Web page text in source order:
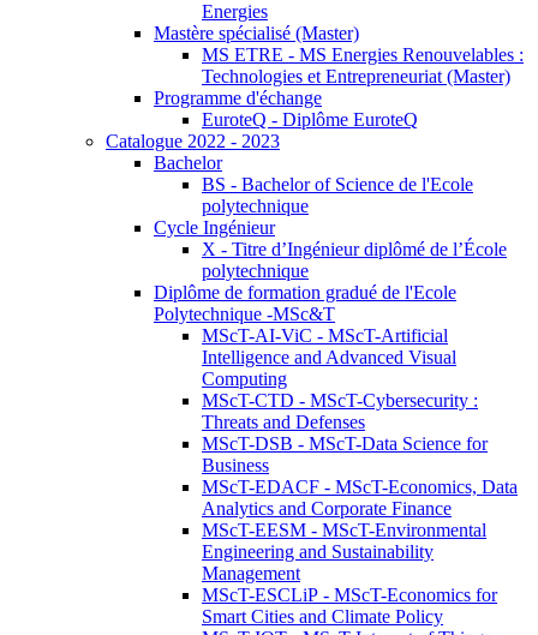
Energies
Mastère spécialisé (Master)
MS ETRE - MS Energies Renouvelables :
Technologies et Entrepreneuriat (Master)
Programme d'échange
EuroteQ - Diplôme EuroteQ
Catalogue 2022 - 2023
Bachelor
BS - Bachelor of Science de l'Ecole
polytechnique
Cycle Ingénieur
X - Titre d’Ingénieur diplômé de l’École
polytechnique
Diplôme de formation gradué de l'Ecole
Polytechnique -MSc&T
MScT-AI-ViC - MScT-Artificial
Intelligence and Advanced Visual
Computing
MScT-CTD - MScT-Cybersecurity :
Threats and Defenses
MScT-DSB - MScT-Data Science for
Business
MScT-EDACF - MScT-Economics, Data
Analytics and Corporate Finance
MScT-EESM - MScT-Environmental
Engineering and Sustainability
Management
MScT-ESCLiP - MScT-Economics for
Smart Cities and Climate Policy